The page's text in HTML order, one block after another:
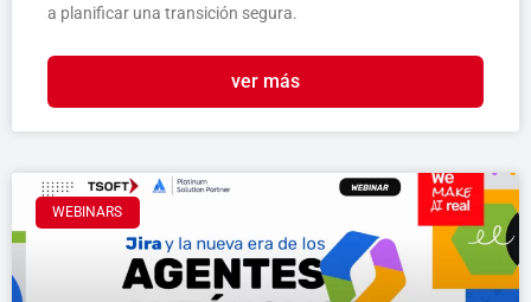
a planificar una transición segura.
ver más
WEBINARS